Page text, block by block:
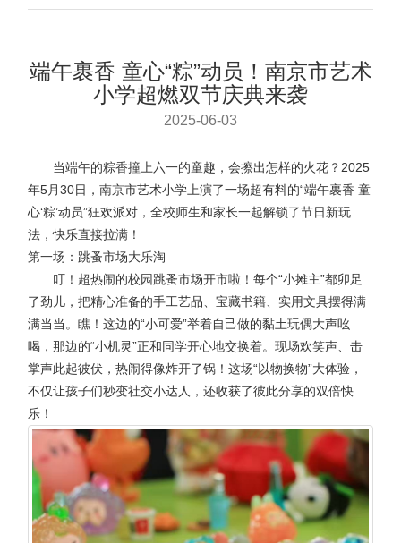
端午裹香 童心“粽”动员！南京市艺术
小学超燃双节庆典来袭
2025-06-03
当端午的粽香撞上六一的童趣，会擦出怎样的火花？2025
年5月30日，南京市艺术小学上演了一场超有料的“端午裹香 童
心‘粽’动员”狂欢派对，全校师生和家长一起解锁了节日新玩
法，快乐直接拉满！
第一场：跳蚤市场大乐淘
叮！超热闹的校园跳蚤市场开市啦！每个“小摊主”都卯足
了劲儿，把精心准备的手工艺品、宝藏书籍、实用文具摆得满
满当当。瞧！这边的“小可爱”举着自己做的黏土玩偶大声吆
喝，那边的“小机灵”正和同学开心地交换着。现场欢笑声、击
掌声此起彼伏，热闹得像炸开了锅！这场“以物换物”大体验，
不仅让孩子们秒变社交小达人，还收获了彼此分享的双倍快
乐！